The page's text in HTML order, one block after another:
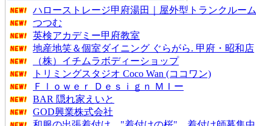
ハローストレージ甲府湯田｜屋外型トランクルーム
つつむ
英検アカデミー甲府教室
地産地笑＆個室ダイニング ぐらがら. 甲府・昭和店
（株）イチムラボディーショップ
トリミングスタジオ Coco Wan (ココワン)
Ｆｌｏｗｅｒ Ｄｅｓｉｇｎ ＭＩー
BAR 隠れ家えいと
GOD興業株式会社